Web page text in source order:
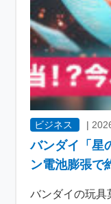
ビジネス |
バンダイ「星
ン電池膨張で
バンダイの玩具